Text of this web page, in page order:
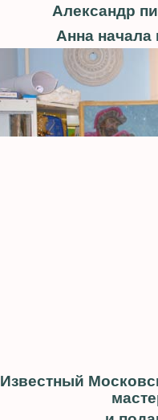
Александр
Анна начала
Известный